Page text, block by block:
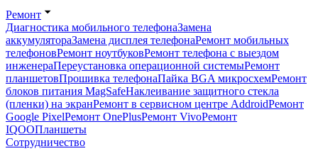
Ремонт
Диагностика мобильного телефонаЗамена
аккумулятораЗамена дисплея телефонаРемонт мобильных
телефоновРемонт ноутбуковРемонт телефона с выездом
инженераПереустановка операционной системыРемонт
планшетовПрошивка телефонаПайка BGA микросхемРемонт
блоков питания MagSafeНаклеивание защитного стекла
(пленки) на экранРемонт в сервисном центре AddroidРемонт
Google PixelРемонт OnePlusРемонт VivoРемонт
IQOOПланшеты
Сотрудничество